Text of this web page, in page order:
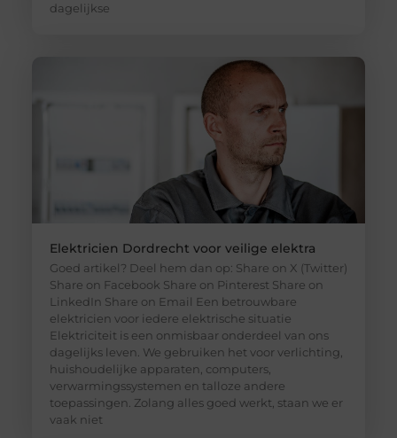
dagelijkse
Elektricien Dordrecht voor veilige elektra
Goed artikel? Deel hem dan op: Share on X (Twitter)
Share on Facebook Share on Pinterest Share on
LinkedIn Share on Email Een betrouwbare
elektricien voor iedere elektrische situatie
Elektriciteit is een onmisbaar onderdeel van ons
dagelijks leven. We gebruiken het voor verlichting,
huishoudelijke apparaten, computers,
verwarmingssystemen en talloze andere
toepassingen. Zolang alles goed werkt, staan we er
vaak niet